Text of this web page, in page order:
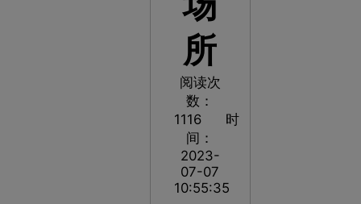
所
阅读次
数：
1116
时
间：
2023-
07-07
10:55:35